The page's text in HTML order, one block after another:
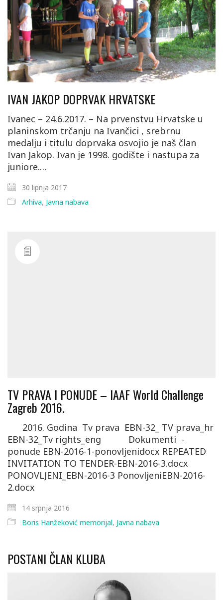
IVAN JAKOP DOPRVAK HRVATSKE
Ivanec – 24.6.2017. – Na prvenstvu Hrvatske u
planinskom trčanju na Ivančici , srebrnu
medalju i titulu doprvaka osvojio je naš član
Ivan Jakop. Ivan je 1998. godište i nastupa za
juniore.…
30 lipnja 2017
Arhiva, Javna nabava
TV PRAVA I PONUDE – IAAF World Challenge
Zagreb 2016.
2016. Godina Tv prava EBN-32_ TV prava_hr
EBN-32_Tv rights_eng Dokumenti -
ponude EBN-2016-1-ponovljenidocx REPEATED
INVITATION TO TENDER-EBN-2016-3.docx
PONOVLJENI_EBN-2016-3 PonovljeniEBN-2016-
2.docx
14 srpnja 2016
Boris Hanžeković memorijal, Javna nabava
POSTANI ČLAN KLUBA